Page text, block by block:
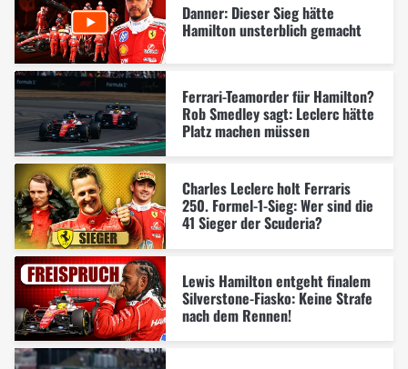
Danner: Dieser Sieg hätte
Hamilton unsterblich gemacht
Ferrari-Teamorder für Hamilton?
Rob Smedley sagt: Leclerc hätte
Platz machen müssen
Charles Leclerc holt Ferraris
250. Formel-1-Sieg: Wer sind die
41 Sieger der Scuderia?
Lewis Hamilton entgeht finalem
Silverstone-Fiasko: Keine Strafe
nach dem Rennen!